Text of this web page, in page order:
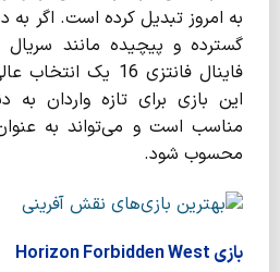
به امروز تبدیل کرده است. اگر
گسترده و پیچیده مانند
فاینال فانتزی 16
این بازی برای تازه واردان به
مناسب است و می‌تواند به
محسوب شود.
بازی Horizon Forbidden West